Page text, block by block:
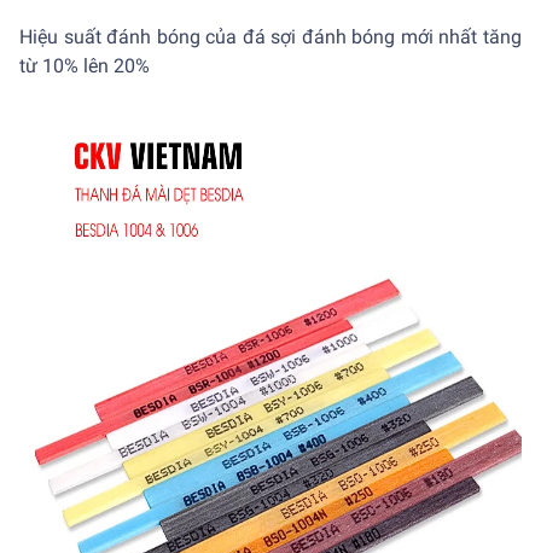
Hiệu suất đánh bóng của đá sợi đánh bóng mới nhất tăng
từ 10% lên 20%